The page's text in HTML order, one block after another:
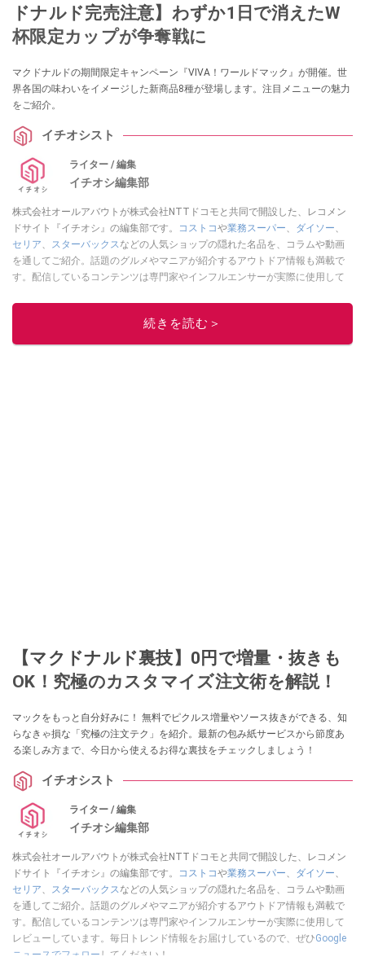
ドナルド完売注意】わずか1日で消えたW
杯限定カップが争奪戦に
マクドナルドの期間限定キャンペーン『VIVA！ワールドマック』が開催。世
界各国の味わいをイメージした新商品8種が登場します。注目メニューの魅力
をご紹介。
イチオシスト
ライター / 編集
イチオシ編集部
株式会社オールアバウトが株式会社NTTドコモと共同で開設した、レコメン
ドサイト『イチオシ』の編集部です。
コストコや業務スーパー ダイソー
セリア
スターバックス などの人気ショップの隠れた名品を、コラムや動画
を通してご紹介。話題のグルメやマニアが紹介するアウトドア情報も満載で
す。配信しているコンテンツは専門家やインフルエンサーが実際に使用して
ニュースでフォロー
続きを読む＞
【マクドナルド裏技】0円で増量・抜きも
OK！究極のカスタマイズ注文術を解説！
マックをもっと自分好みに！ 無料でピクルス増量やソース抜きができる、知
らなきゃ損な「究極の注文テク」を紹介。最新の包み紙サービスから節度あ
る楽しみ方まで、今日から使えるお得な裏技をチェックしましょう！
イチオシスト
ライター / 編集
イチオシ編集部
株式会社オールアバウトが株式会社NTTドコモと共同で開設した、レコメン
ドサイト『イチオシ』の編集部です。
コストコや業務スーパー ダイソー
セリア
スターバックス などの人気ショップの隠れた名品を、コラムや動画
を通してご紹介。話題のグルメやマニアが紹介するアウトドア情報も満載で
す。配信しているコンテンツは専門家やインフルエンサーが実際に使用して
レビューしています。毎日トレンド情報をお届けしているので、ぜひGoogle
ニュースでフォロー してください！